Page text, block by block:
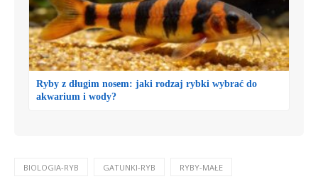
Ryby z długim nosem: jaki rodzaj rybki wybrać do
akwarium i wody?
BIOLOGIA-RYB GATUNKI-RYB RYBY-MAŁE